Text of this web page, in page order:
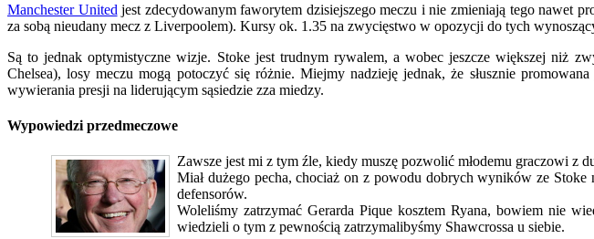
Manchester United jest zdecydowanym faworytem dzisiejszego meczu i nie zmieniają tego nawet
za sobą nieudany mecz z Liverpoolem). Kursy ok. 1.35 na zwycięstwo w opozycji do tych
Są to jednak optymistyczne wizje. Stoke jest trudnym rywalem, a wobec jeszcze większej niż
Chelsea), losy meczu mogą potoczyć się różnie. Miejmy nadzieję jednak, że słusznie
wywierania presji na liderującym sąsiedzie zza miedzy.
Wypowiedzi przedmeczowe
Zawsze jest mi z tym źle, kiedy muszę pozwolić młodemu graczowi z
Miał dużego pecha, chociaż on z powodu dobrych wyników ze
defensorów.
Woleliśmy zatrzymać Gerarda Pique kosztem Ryana, bowiem nie
wiedzieli o tym z pewnością zatrzymalibyśmy Shawcrossa u siebie.